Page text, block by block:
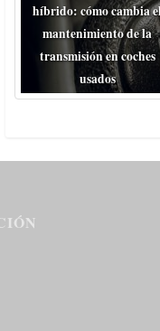
híbrido: cómo cambia
mantenimiento de la
transmisión en coches
usados